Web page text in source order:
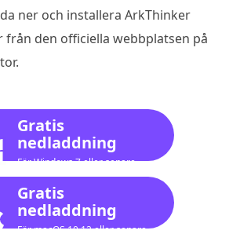
ner och installera ArkThinker
från den officiella webbplatsen på
Gratis
nedladdning
För Windows 7 eller senare
Gratis
nedladdning
För macOS 10.12 eller senare